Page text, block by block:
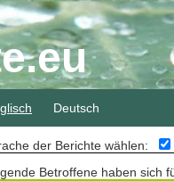
Deutsch
der Berichte wählen:
Betroffene haben sich